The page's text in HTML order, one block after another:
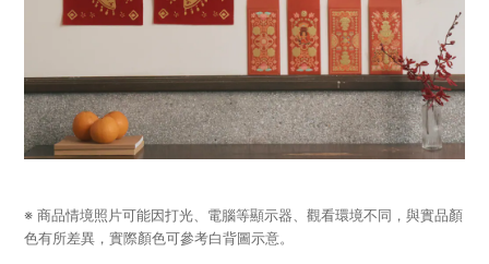
※ 商品情境照片可能因打光、電腦等顯示器、觀看環境不同，與實品顏
色有所差異，實際顏色可參考白背圖示意。